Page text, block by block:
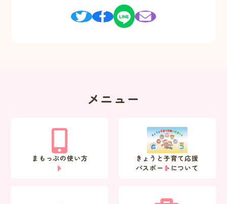
メニュー
まもっぷの使い方
きょうと子育て応援
パスポートについて